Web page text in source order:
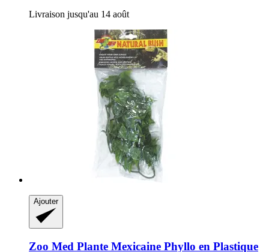
Livraison jusqu'au 14 août
Ajouter
Zoo Med Plante Mexicaine Phyllo en Plastique